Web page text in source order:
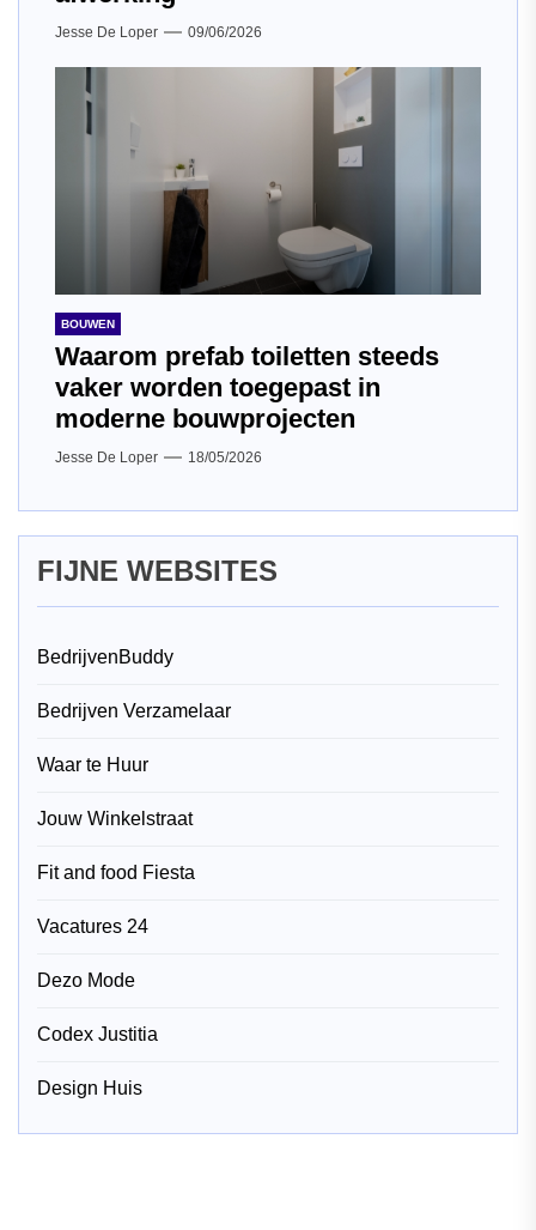
Jesse De Loper 09/06/2026
BOUWEN
Waarom prefab toiletten steeds
vaker worden toegepast in
moderne bouwprojecten
Jesse De Loper 18/05/2026
FIJNE WEBSITES
BedrijvenBuddy
Bedrijven Verzamelaar
Waar te Huur
Jouw Winkelstraat
Fit and food Fiesta
Vacatures 24
Dezo Mode
Codex Justitia
Design Huis